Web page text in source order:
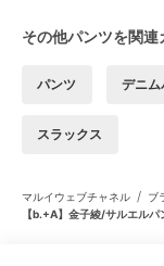
その他パンツを関
パンツ デニム
スラックス
マルイウェブチャネル / ブ
【b.+A】金子綾/サルエルパ